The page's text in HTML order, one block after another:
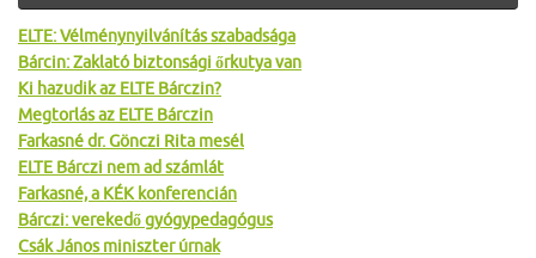
ELTE: Vélménynyilvánítás szabadsága
Bárcin: Zaklató biztonsági őrkutya van
Ki hazudik az ELTE Bárczin?
Megtorlás az ELTE Bárczin
Farkasné dr. Gönczi Rita mesél
ELTE Bárczi nem ad számlát
Farkasné, a KÉK konferencián
Bárczi: verekedő gyógypedagógus
Csák János miniszter úrnak